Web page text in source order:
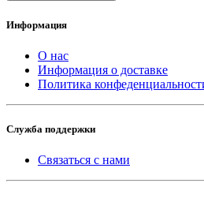
Информация
О нас
Информация о доставке
Политика
Служба поддержки
Связаться с нами